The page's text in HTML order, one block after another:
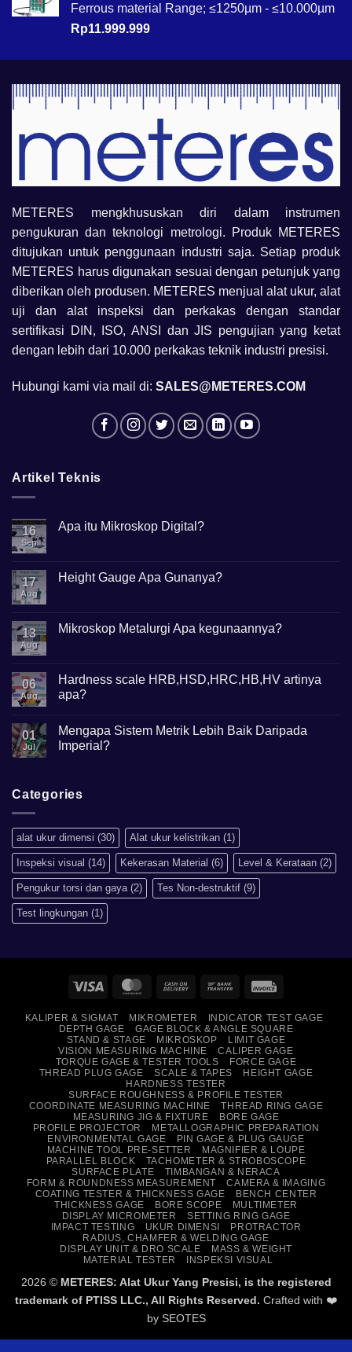
Ferrous material Range; ≤1250µm - ≤10.000µm
Rp11.999.999
METERES mengkhususkan diri dalam instrumen
pengukuran dan teknologi metrologi. Produk METERES
ditujukan untuk penggunaan industri saja. Setiap produk
METERES harus digunakan sesuai dengan petunjuk yang
diberikan oleh produsen. METERES menjual alat ukur, alat
uji dan alat inspeksi dan perkakas dengan standar
sertifikasi DIN, ISO, ANSI dan JIS pengujian yang ketat
dengan lebih dari 10.000 perkakas teknik industri presisi.
Hubungi kami via mail di: SALES@METERES.COM
Artikel Teknis
16
Sep
Apa itu Mikroskop Digital?
Apa
itu
17
Aug
Height Gauge Apa Gunanya?
Height
Gauge
13
Aug
Mikroskop Metalurgi Apa kegunaannya?
Mikroskop
Metalurgi
Apa
06
Aug
Hardness scale HRB,HSD,HRC,HB,HV artinya
apa?
on
Hardness
scale
01
Jul
Mengapa Sistem Metrik Lebih Baik Daripada
Imperial?
Mengapa
Sistem
Baik
Daripada
Imperial?
Categories
alat ukur dimensi (30) Alat ukur kelistrikan (1)
Inspeksi visual (14) Kekerasan Material (6) Level & Kerataan (2)
Pengukur torsi dan gaya(2) Tes Non-destruktif (9)
Test lingkungan (1)
Visa MasterCardCash
Delivery
Bank
KALIPER & SIGMAT MIKROMETER
INDICATOR TEST GAGE
DEPTH GAGE
GAGE BLOCK & ANGLE SQUARE
STAND & STAGE
MIKROSKOP
LIMIT GAGE
VISION MEASURING MACHINE
CALIPER GAGE
TORQUE GAGE & TESTER TOOLS
FORCE GAGE
THREAD PLUG GAGE
SCALE & TAPES
HEIGHT GAGE
HARDNESS TESTER
SURFACE ROUGHNESS & PROFILE TESTER
COORDINATE MEASURING MACHINE
THREAD RING GAGE
MEASURING JIG & FIXTURE
BORE GAGE
PROFILE PROJECTOR
METALLOGRAPHIC PREPARATION
ENVIRONMENTAL GAGE
PIN GAGE & PLUG GAUGE
MACHINE TOOL PRE-SETTER
MAGNIFIER & LOUPE
PARALLEL BLOCK
TACHOMETER & STROBOSCOPE
SURFACE PLATE
TIMBANGAN & NERACA
FORM & ROUNDNESS MEASUREMENT
CAMERA & IMAGING
COATING TESTER & THICKNESS GAGE
BENCH CENTER
THICKNESS GAGE
BORE SCOPE
MULTIMETER
DISPLAY MICROMETER
SETTING RING GAGE
IMPACT TESTING
UKUR DIMENSI
PROTRACTOR
RADIUS, CHAMFER & WELDING GAGE
DISPLAY UNIT & DRO SCALE
MASS & WEIGHT
MATERIAL TESTER
INSPEKSI VISUAL
2026 © METERES: Alat Ukur Yang Presisi, is the registered
trademark of PTISS LLC., All Rights Reserved. Crafted with ❤️
by SEOTES